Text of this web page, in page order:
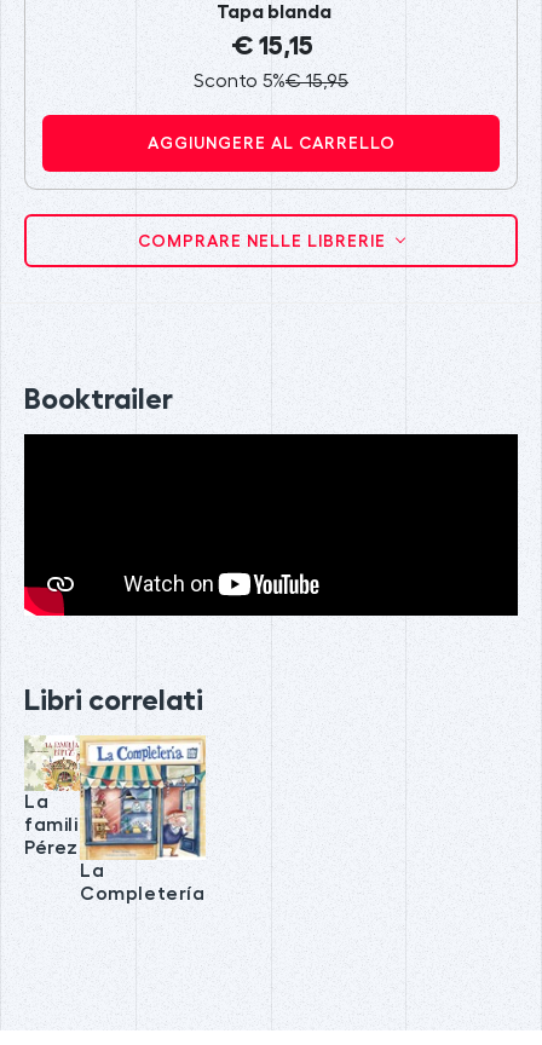
Tapa blanda
€ 15,15
Sconto 5%€ 15,95
AGGIUNGERE AL CARRELLO
COMPRARE NELLE LIBRERIE
Booktrailer
Libri correlati
La
familia
Pérez
La
Completería